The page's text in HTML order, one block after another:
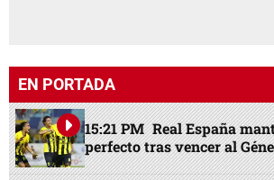
EN PORTADA
15:21 PM Real España
perfecto tras vencer al